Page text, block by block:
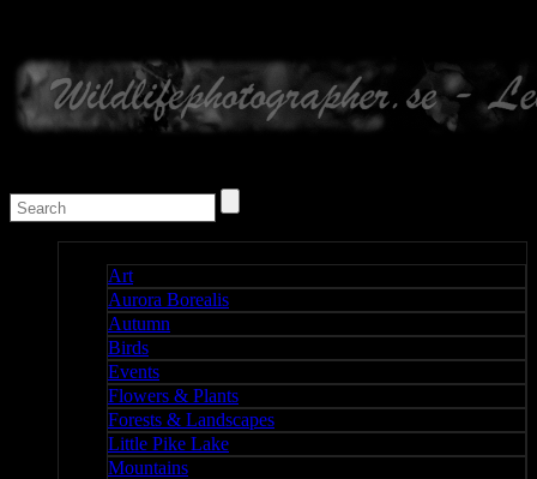
Art
Aurora Borealis
Autumn
Birds
Events
Flowers & Plants
Forests & Landscapes
Little Pike Lake
Mountains